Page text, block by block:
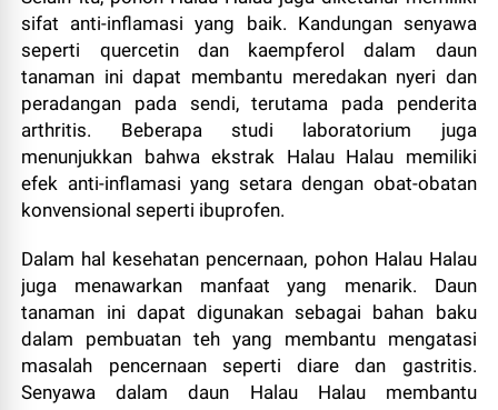
sifat anti-inflamasi yang baik. Kandungan senyawa
seperti quercetin dan kaempferol dalam daun
tanaman ini dapat membantu meredakan nyeri dan
peradangan pada sendi, terutama pada penderita
arthritis. Beberapa studi laboratorium juga
menunjukkan bahwa ekstrak Halau Halau memiliki
efek anti-inflamasi yang setara dengan obat-obatan
konvensional seperti ibuprofen.
Dalam hal kesehatan pencernaan, pohon Halau Halau
juga menawarkan manfaat yang menarik. Daun
tanaman ini dapat digunakan sebagai bahan baku
dalam pembuatan teh yang membantu mengatasi
masalah pencernaan seperti diare dan gastritis.
Senyawa dalam daun Halau Halau membantu